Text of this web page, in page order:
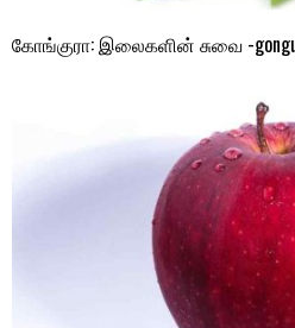
கோங்குரா: இலைகளின் சுவை -